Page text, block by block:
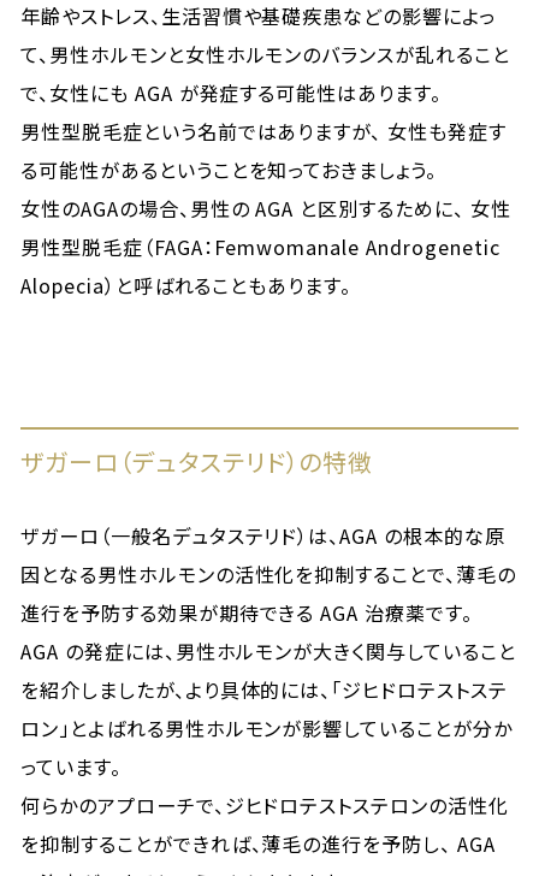
年齢やストレス、生活習慣や基礎疾患などの影響によっ
て、男性ホルモンと女性ホルモンのバランスが乱れること
で、女性にも AGA が発症する可能性はあります。
男性型脱毛症という名前ではありますが、 女性も発症す
る可能性があるということを知っておきましょう。
女性のAGAの場合、男性の AGA と区別するために、 女性
男性型脱毛症（FAGA：Femwomanale Androgenetic
Alopecia）と呼ばれることもあります。
ザガーロ（デュタステリド）の特徴
ザガーロ（一般名デュタステリド）は、AGA の根本的な原
因となる男性ホルモンの活性化を抑制することで、薄毛の
進行を予防する効果が期待できる AGA 治療薬です。
AGA の発症には、男性ホルモンが大きく関与していること
を紹介しましたが、より具体的には、「ジヒドロテストステ
ロン」とよばれる男性ホルモンが影響していることが分か
っています。
何らかのアプローチで、ジヒドロテストステロンの活性化
を抑制することができれば、薄毛の進行を予防し、 AGA